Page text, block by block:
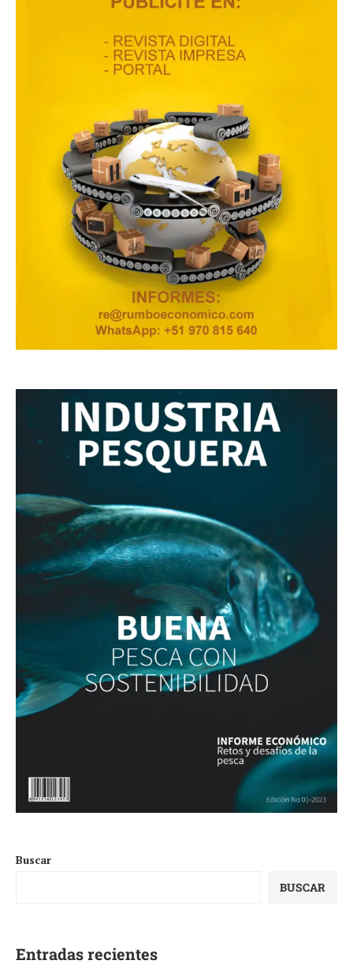
Buscar
BUSCAR
Entradas recientes